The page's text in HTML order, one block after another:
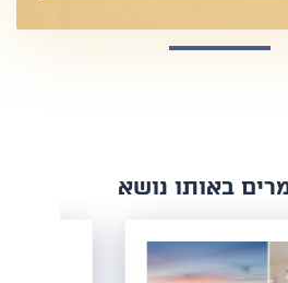
באותו נושא